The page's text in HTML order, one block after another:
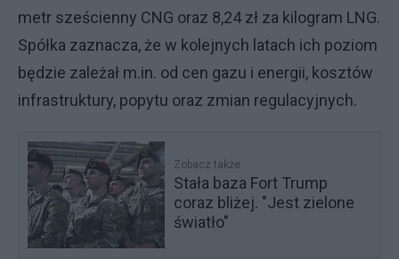
metr sześcienny CNG oraz 8,24 zł za kilogram LNG.
Spółka zaznacza, że w kolejnych latach ich poziom
będzie zależał m.in. od cen gazu i energii, kosztów
infrastruktury, popytu oraz zmian regulacyjnych.
Zobacz także
Stała baza Fort Trump
coraz bliżej. "Jest zielone
światło"